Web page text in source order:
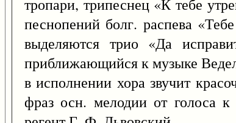
тропари, трипеснец «К тебе
песнопений болг. распева
выделяются трио «Да
приближающийся к музыке
в исполнении хора звучит
фраз осн. мелодии от голоса